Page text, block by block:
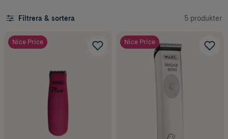
Filtrera & sortera 5 produkter
Nice Price Nice Price